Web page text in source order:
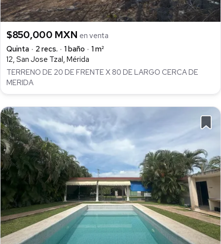
$850,000 MXN en venta
Quinta
2 recs. 1 baño
1 m²
12, San Jose Tzal, Mérida
TERRENO DE 20 DE FRENTE X 80 DE LARGO CERCA DE
MERIDA